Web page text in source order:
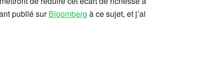
publié surBloomberg à ce sujet, et j’ai